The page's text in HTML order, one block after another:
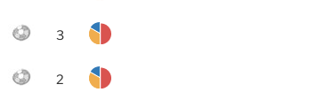
3
2